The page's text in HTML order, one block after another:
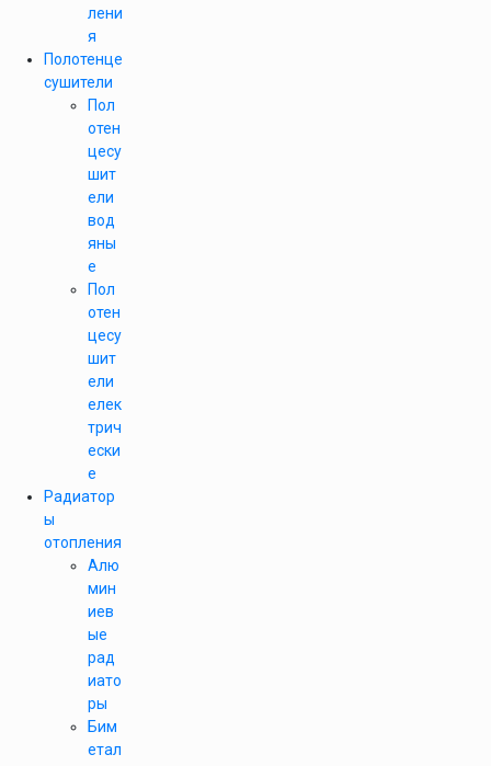
лени
я
Полотенце
сушители
Пол
отен
цесу
шит
ели
вод
яны
е
Пол
отен
цесу
шит
ели
елек
трич
ески
е
Радиатор
ы
отопления
Алю
мин
иев
ые
рад
иато
ры
Бим
етал